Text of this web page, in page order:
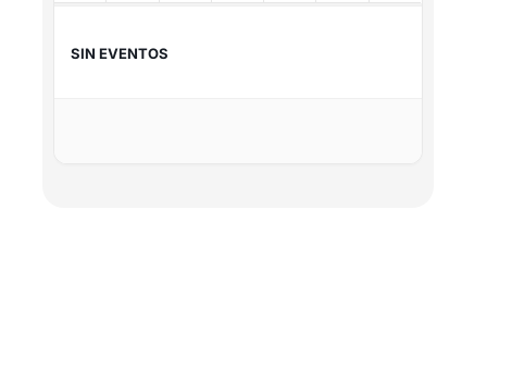
SIN EVENTOS